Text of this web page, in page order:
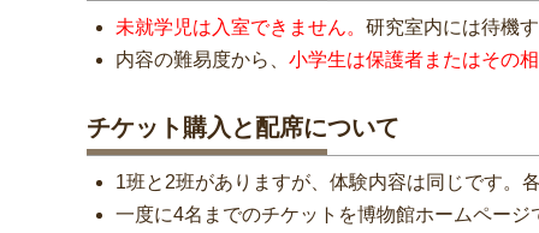
未就学児は入室できません。 研究室内には待機
内容の難易度から、 小学生は保護者またはその
チケット購入と配席について
1班と2班がありますが、体験内容は同じです。
一度に4名までのチケットを博物館ホームページ